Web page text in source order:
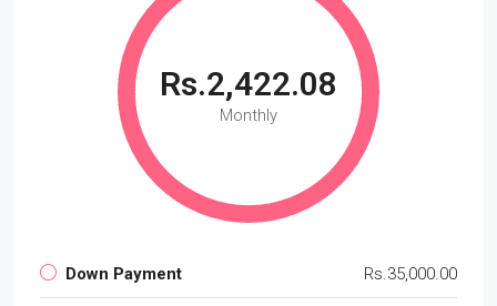
Rs.2,422.08
Monthly
Down Payment Rs.35,000.00